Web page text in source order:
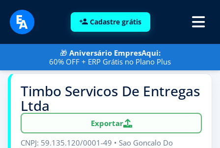
Cadastre grátis
🎁 Aniversário EmpresAqui:
60% OFF + ERP Grátis no Plano Plus
Timbo Servicos De Entregas
Ltda
Exportar
CNPJ: 59.135.120/0001-49 • Sao Goncalo Do